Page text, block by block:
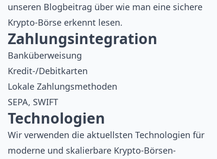
unseren Blogbeitrag über wie man eine sichere
Krypto-Börse erkennt lesen.
Zahlungsintegration
Banküberweisung
Kredit-/Debitkarten
Lokale Zahlungsmethoden
SEPA, SWIFT
Technologien
Wir verwenden die aktuellsten Technologien für
moderne und skalierbare Krypto-Börsen-